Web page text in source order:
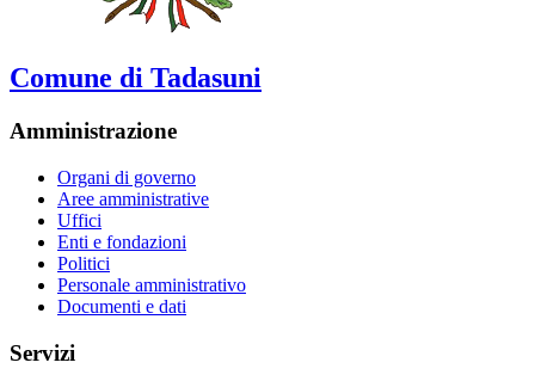
Comune di Tadasuni
Amministrazione
Organi di governo
Aree amministrative
Uffici
Enti e fondazioni
Politici
Personale amministrativo
Documenti e dati
Servizi